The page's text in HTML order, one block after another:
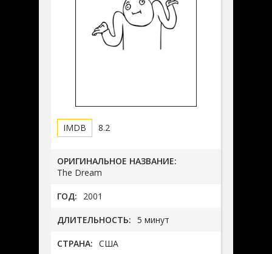
8.2
ОРИГИНАЛЬНОЕ НАЗВАНИЕ:
The Dream
ГОД: 2001
ДЛИТЕЛЬНОСТЬ: 5 минут
СТРАНА: США